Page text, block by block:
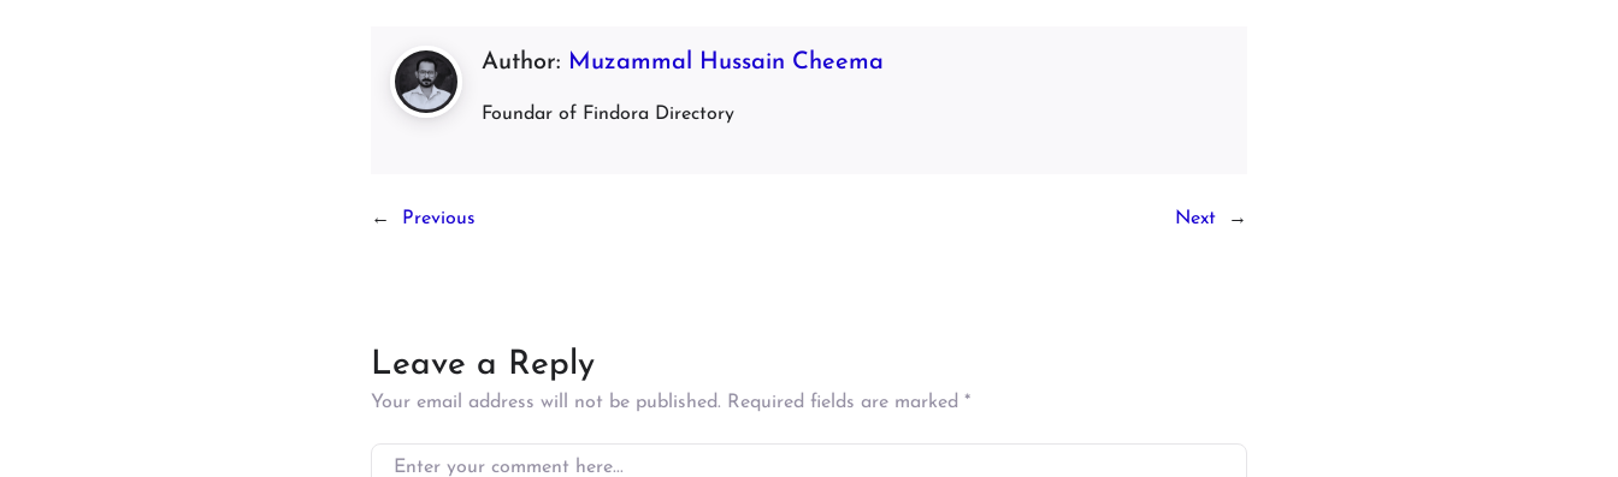
Author: Muzammal Hussain Cheema
Foundar of Findora Directory
← Previous Next →
Leave a Reply
Your email address will not be published. Required fields are marked *
Enter your comment here…